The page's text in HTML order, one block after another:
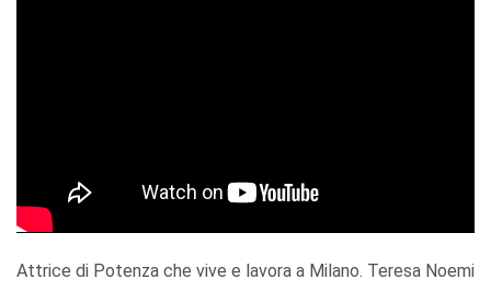
Attrice di Potenza che vive e lavora a Milano. Teresa Noemi